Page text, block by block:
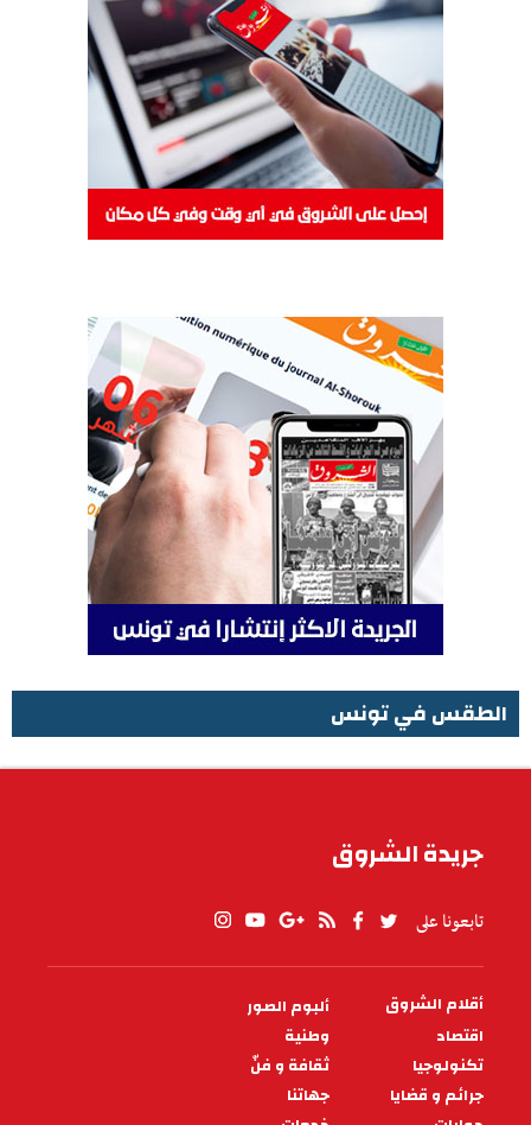
الطقس في تونس
جريدة الشروق
تابعونا على
PIED
DE
PAGE
أقلام الشروق
ألبوم الصور
اقتصاد
وطنية
تكنولوجيا
ثقافة و فنّ
جرائم و قضايا
جهاتنا